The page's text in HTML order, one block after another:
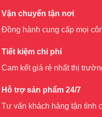
Vận chuyển tận nơi
Đồng hành cung cấp mọi
Tiết kiệm chi phí
Cam kết giá rẻ nhất thị
Hỗ trợ sản phẩm 24/7
Tư vấn khách hàng tận tình